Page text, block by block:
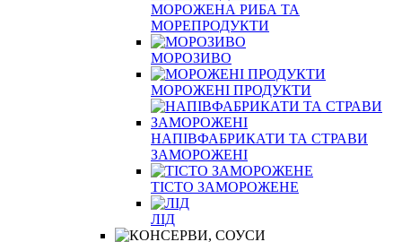
МОРОЖЕНА РИБА ТА
МОРЕПРОДУКТИ
МОРОЗИВО
МОРОЖЕНІ ПРОДУКТИ
НАПІВФАБРИКАТИ ТА СТРАВИ
ЗАМОРОЖЕНІ
ТІСТО ЗАМОРОЖЕНЕ
ЛІД